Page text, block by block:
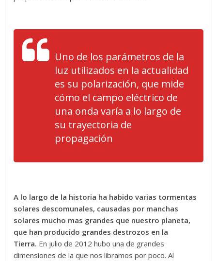
Uno de los parámetros de la
luz utilizados en la actualidad
es su polarización, que mide
cómo el campo eléctrico de
una onda varía a lo largo de
su trayectoria de
propagación
A lo largo de la historia ha habido varias tormentas
solares descomunales, causadas por manchas
solares mucho mas grandes que nuestro planeta,
que han producido grandes destrozos en la
Tierra. En julio de 2012 hubo una de grandes
dimensiones de la que nos libramos por poco. Al